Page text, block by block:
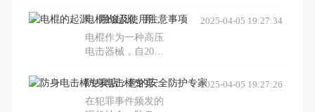
论。本文从科学角
度出发，探讨了电
击棍的工作原理及
害，并提出了安全
科技领域。它能够模拟电
气故障，研究电刺激效
果，并用于高压器件生
产。然而，操作时需严格
故。
电棍的起源、用途及使用注意事项
电棍作为一种高压
电击器械，自20世
警用和民用防身。
本文详细介绍了电
棍的历史背景、工
2025-04-05 19:27:34
防身电击棒专卖店：您的安全防护专家
在犯罪事件频发的
2025-04-05 19:27:26